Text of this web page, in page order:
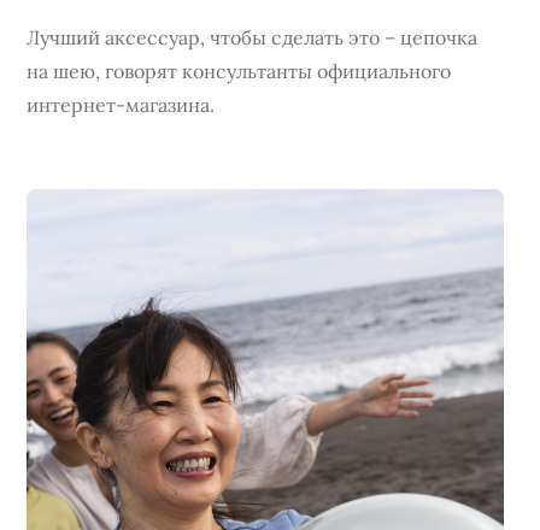
Лучший аксессуар, чтобы сделать это – цепочка
на шею, говорят консультанты официального
интернет-магазина.